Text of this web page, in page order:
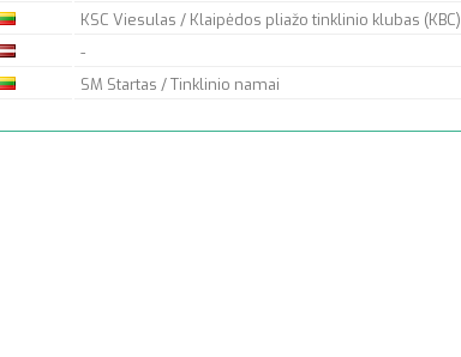
KSC Viesulas / Klaipėdos pliažo tinklinio klubas (KBC)
-
SM Startas / Tinklinio namai